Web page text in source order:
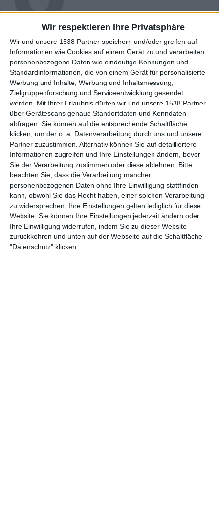
Wir respektieren Ihre Privatsphäre
Wir und unsere 1538 Partner speichern und/oder greifen auf
Informationen wie Cookies auf einem Gerät zu und verarbeiten
personenbezogene Daten wie eindeutige Kennungen und
Standardinformationen, die von einem Gerät für personalisierte
Werbung und Inhalte, Werbung und Inhaltsmessung,
Zielgruppenforschung und Serviceentwicklung gesendet
werden.
Mit Ihrer Erlaubnis dürfen wir und unsere 1538 Partner
über Gerätescans genaue Standortdaten und Kenndaten
abfragen. Sie können auf die entsprechende Schaltfläche
klicken, um der o. a. Datenverarbeitung durch uns und unsere
Partner zuzustimmen. Alternativ können Sie auf detailliertere
Informationen zugreifen und Ihre Einstellungen ändern, bevor
Sie der Verarbeitung zustimmen oder diese ablehnen.
Bitte
beachten Sie, dass die Verarbeitung mancher
personenbezogenen Daten ohne Ihre Einwilligung stattfinden
kann, obwohl Sie das Recht haben, einer solchen Verarbeitung
zu widersprechen. Ihre Einstellungen gelten lediglich für diese
Website. Sie können Ihre Einstellungen jederzeit ändern oder
Ihre Einwilligung widerrufen, indem Sie zu dieser Website
zurückkehren und unten auf der Webseite auf die Schaltfläche
"Datenschutz" klicken.
Newsletter abonnieren
Merrimack - Grey Rigorism
MERRIMACK
WERTUNG 8/10
USER-WERTUNG
8/10
STILE
BLACK METAL
ANZAHL SONGS